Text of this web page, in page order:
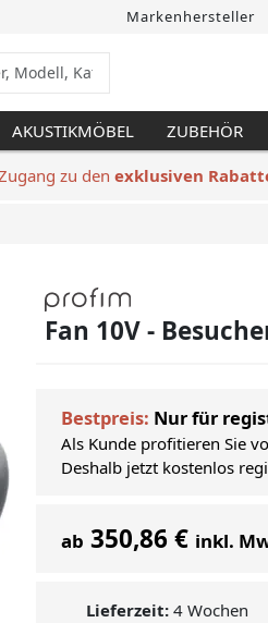
Markenhersteller
AKUSTIKMÖBEL ZUBEHÖR
zu den exklusiven
Fan 10V -
Bestpreis: Nur für
Als Kunde profitieren Sie
Deshalb jetzt kostenlos
ab 350,86 € inkl.
Lieferzeit: 4 Wochen